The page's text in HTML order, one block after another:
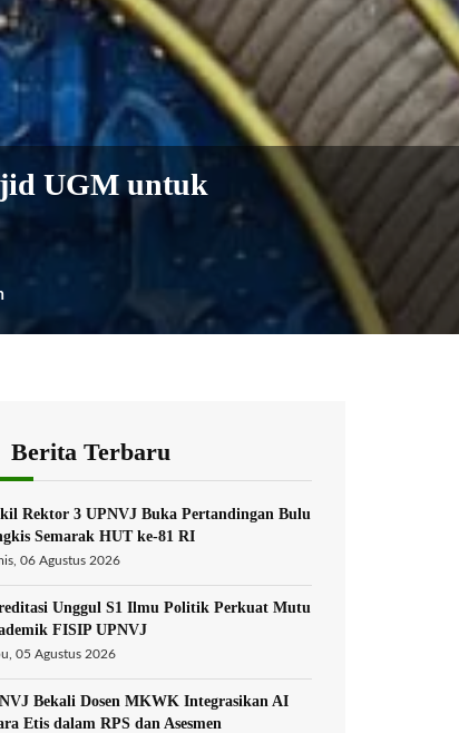
UGM untuk
Berita Terbaru
Rektor 3 UPNVJ Buka Pertandingan Bulu
Semarak HUT ke-81 RI
06 Agustus 2026
Unggul S1 Ilmu Politik Perkuat Mutu
FISIP UPNVJ
05 Agustus 2026
Bekali Dosen MKWK Integrasikan AI
Etis dalam RPS dan Asesmen